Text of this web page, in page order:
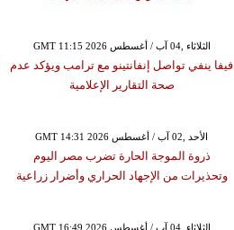
GMT 11:15 2026 الثلاثاء ,04 آب / أغسطس
فيفا ينفي تواصل إنفانتينو مع ترامب ويؤكد عدم
صحة التقارير الإعلامية
GMT 14:31 2026 الأحد ,02 آب / أغسطس
ذروة الموجة الحارة تضرب مصر اليوم
وتحذيرات من الإجهاد الحراري وأضرار زراعية
GMT 16:49 2026 الثلاثاء ,04 آب / أغسطس